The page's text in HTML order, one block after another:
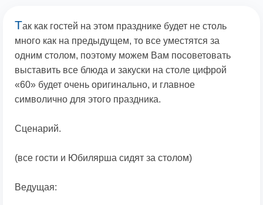
Так как гостей на этом празднике будет не столь
много как на предыдущем, то все уместятся за
одним столом, поэтому можем Вам посоветовать
выставить все блюда и закуски на столе цифрой
«60» будет очень оригинально, и главное
символично для этого праздника.
Сценарий.
(все гости и Юбилярша сидят за столом)
Ведущая: